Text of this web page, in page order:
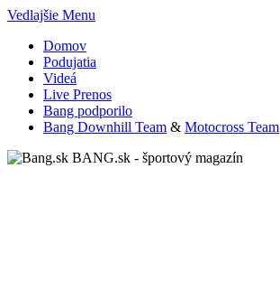
Vedlajšie Menu
Domov
Podujatia
Videá
Live Prenos
Bang podporilo
Bang Downhill Team & Motocross Team
BANG.sk - športový magazín